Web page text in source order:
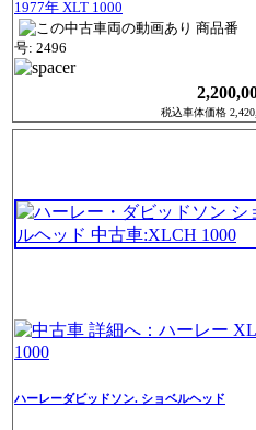
1977年 XLT 1000
商品番
号: 2496
税込車体価格
ハーレーダビッドソン. ショベルヘッド